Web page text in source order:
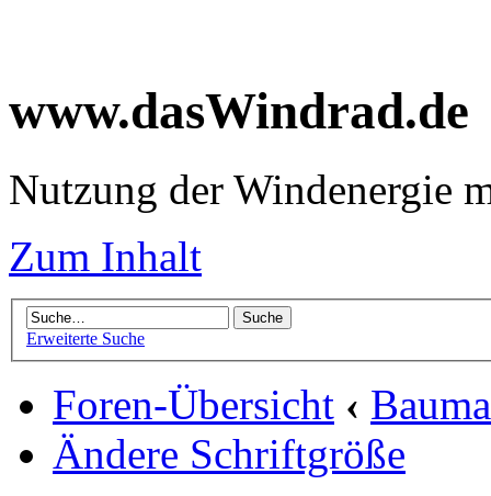
www.dasWindrad.de
Nutzung der Windenergie
Zum Inhalt
Erweiterte Suche
Foren-Übersicht ‹
Ändere Schriftgröße